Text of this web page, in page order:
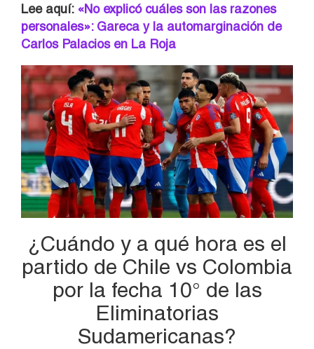
Lee aquí: «No explicó cuáles son las razones
personales»: Gareca y la automarginación de
Carlos Palacios en La Roja
¿Cuándo y a qué hora es el
partido de Chile vs Colombia
por la fecha 10° de las
Eliminatorias
Sudamericanas?